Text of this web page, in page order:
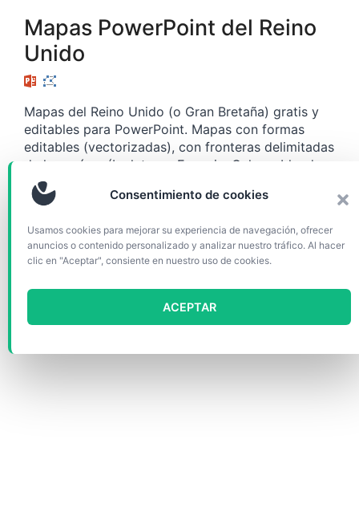
Consentimiento de cookies
Usamos cookies para mejorar su experiencia de navegación, ofrecer
anuncios o contenido personalizado y analizar nuestro tráfico. Al hacer
clic en "Aceptar", consiente en nuestro uso de cookies.
ACEPTAR
Mapas PowerPoint del Reino
Unido
Mapas del Reino Unido (o Gran Bretaña) gratis y
editables para PowerPoint. Mapas con formas
editables (vectorizadas), con fronteras delimitadas
de los países (Inglaterra, Escocia, Gales e Irlanda
del Norte).